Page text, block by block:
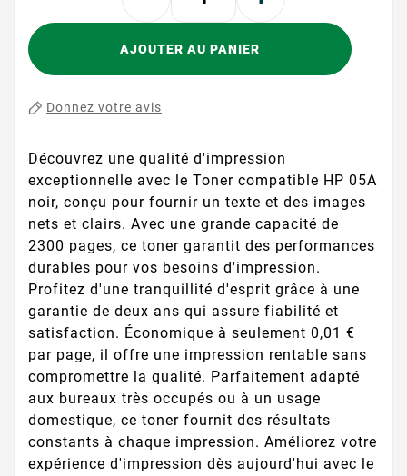
AJOUTER AU PANIER
Donnez votre avis
Découvrez une qualité d'impression
exceptionnelle avec le Toner compatible HP 05A
noir, conçu pour fournir un texte et des images
nets et clairs. Avec une grande capacité de
2300 pages, ce toner garantit des performances
durables pour vos besoins d'impression.
Profitez d'une tranquillité d'esprit grâce à une
garantie de deux ans qui assure fiabilité et
satisfaction. Économique à seulement 0,01 €
par page, il offre une impression rentable sans
compromettre la qualité. Parfaitement adapté
aux bureaux très occupés ou à un usage
domestique, ce toner fournit des résultats
constants à chaque impression. Améliorez votre
expérience d'impression dès aujourd'hui avec le